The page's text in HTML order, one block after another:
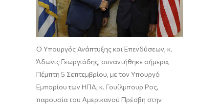
Ο Υπουργός Ανάπτυξης και Επενδύσεων, κ.
Άδωνις Γεωργιάδης, συναντήθηκε σήμερα,
Πέμπτη 5 Σεπτεμβρίου, με τον Υπουργό
Εμπορίου των ΗΠΑ, κ. Γουίλμπουρ Ρος,
παρουσία του Αμερικανού Πρέσβη στην